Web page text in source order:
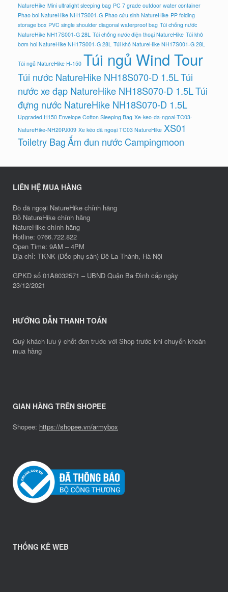
NatureHike Mini ultralight sleeping bag PC 7 grade outdoor water container
Phao bơi NatureHike NH17S001-G Phao cứu sinh NatureHike PP folding
storage box PVC single shoulder diagonal waterproof bag Túi chống nước
NatureHike NH17S001-G 28L Túi chống nước điện thoại NatureHike Túi khô
bơm hơi NatureHike NH17S001-G 28L Túi khô NatureHike NH17S001-G 28L
Túi ngủ NatureHike H-150 Túi ngủ Wind Tour
Túi nước NatureHike NH18S070-D 1.5LTúi
nước xe đạp NatureHike NH18S070-D 1.5LTúi
đựng nước NatureHike NH18S070-D 1.5L
Upgraded H150 Envelope Cotton Sleeping Bag Xe-keo-da-ngoai-TC03-
NatureHike-NH20PJ009 Xe kéo dã ngoại TC03 NatureHike XS01
Toiletry BagẤm đun nước Campingmoon
LIÊN HỆ MUA HÀNG
Đồ dã ngoại NatureHike chính hãng
Đồ NatureHike chính hãng
NatureHike chính hãng
Hotline: 0766.722.822
Open Time: 9AM – 4PM
Địa chỉ: TKNK (Dốc phụ sản) Đê La Thành, Hà Nội
GPKD số 01A8032571 – UBND Quận Ba Đình cấp ngày
23/12/2021
HƯỚNG DẪN THANH TOÁN
Quý khách lưu ý chốt đơn trước với Shop trước khi chuyển khoản
mua hàng
GIAN HÀNG TRÊN SHOPEE
Shopee: https://shopee.vn/armybox
THỐNG KÊ WEB